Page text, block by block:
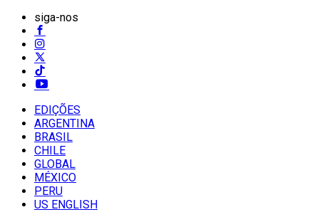
siga-nos
EDIÇÕES
ARGENTINA
BRASIL
CHILE
GLOBAL
MÉXICO
PERU
US ENGLISH